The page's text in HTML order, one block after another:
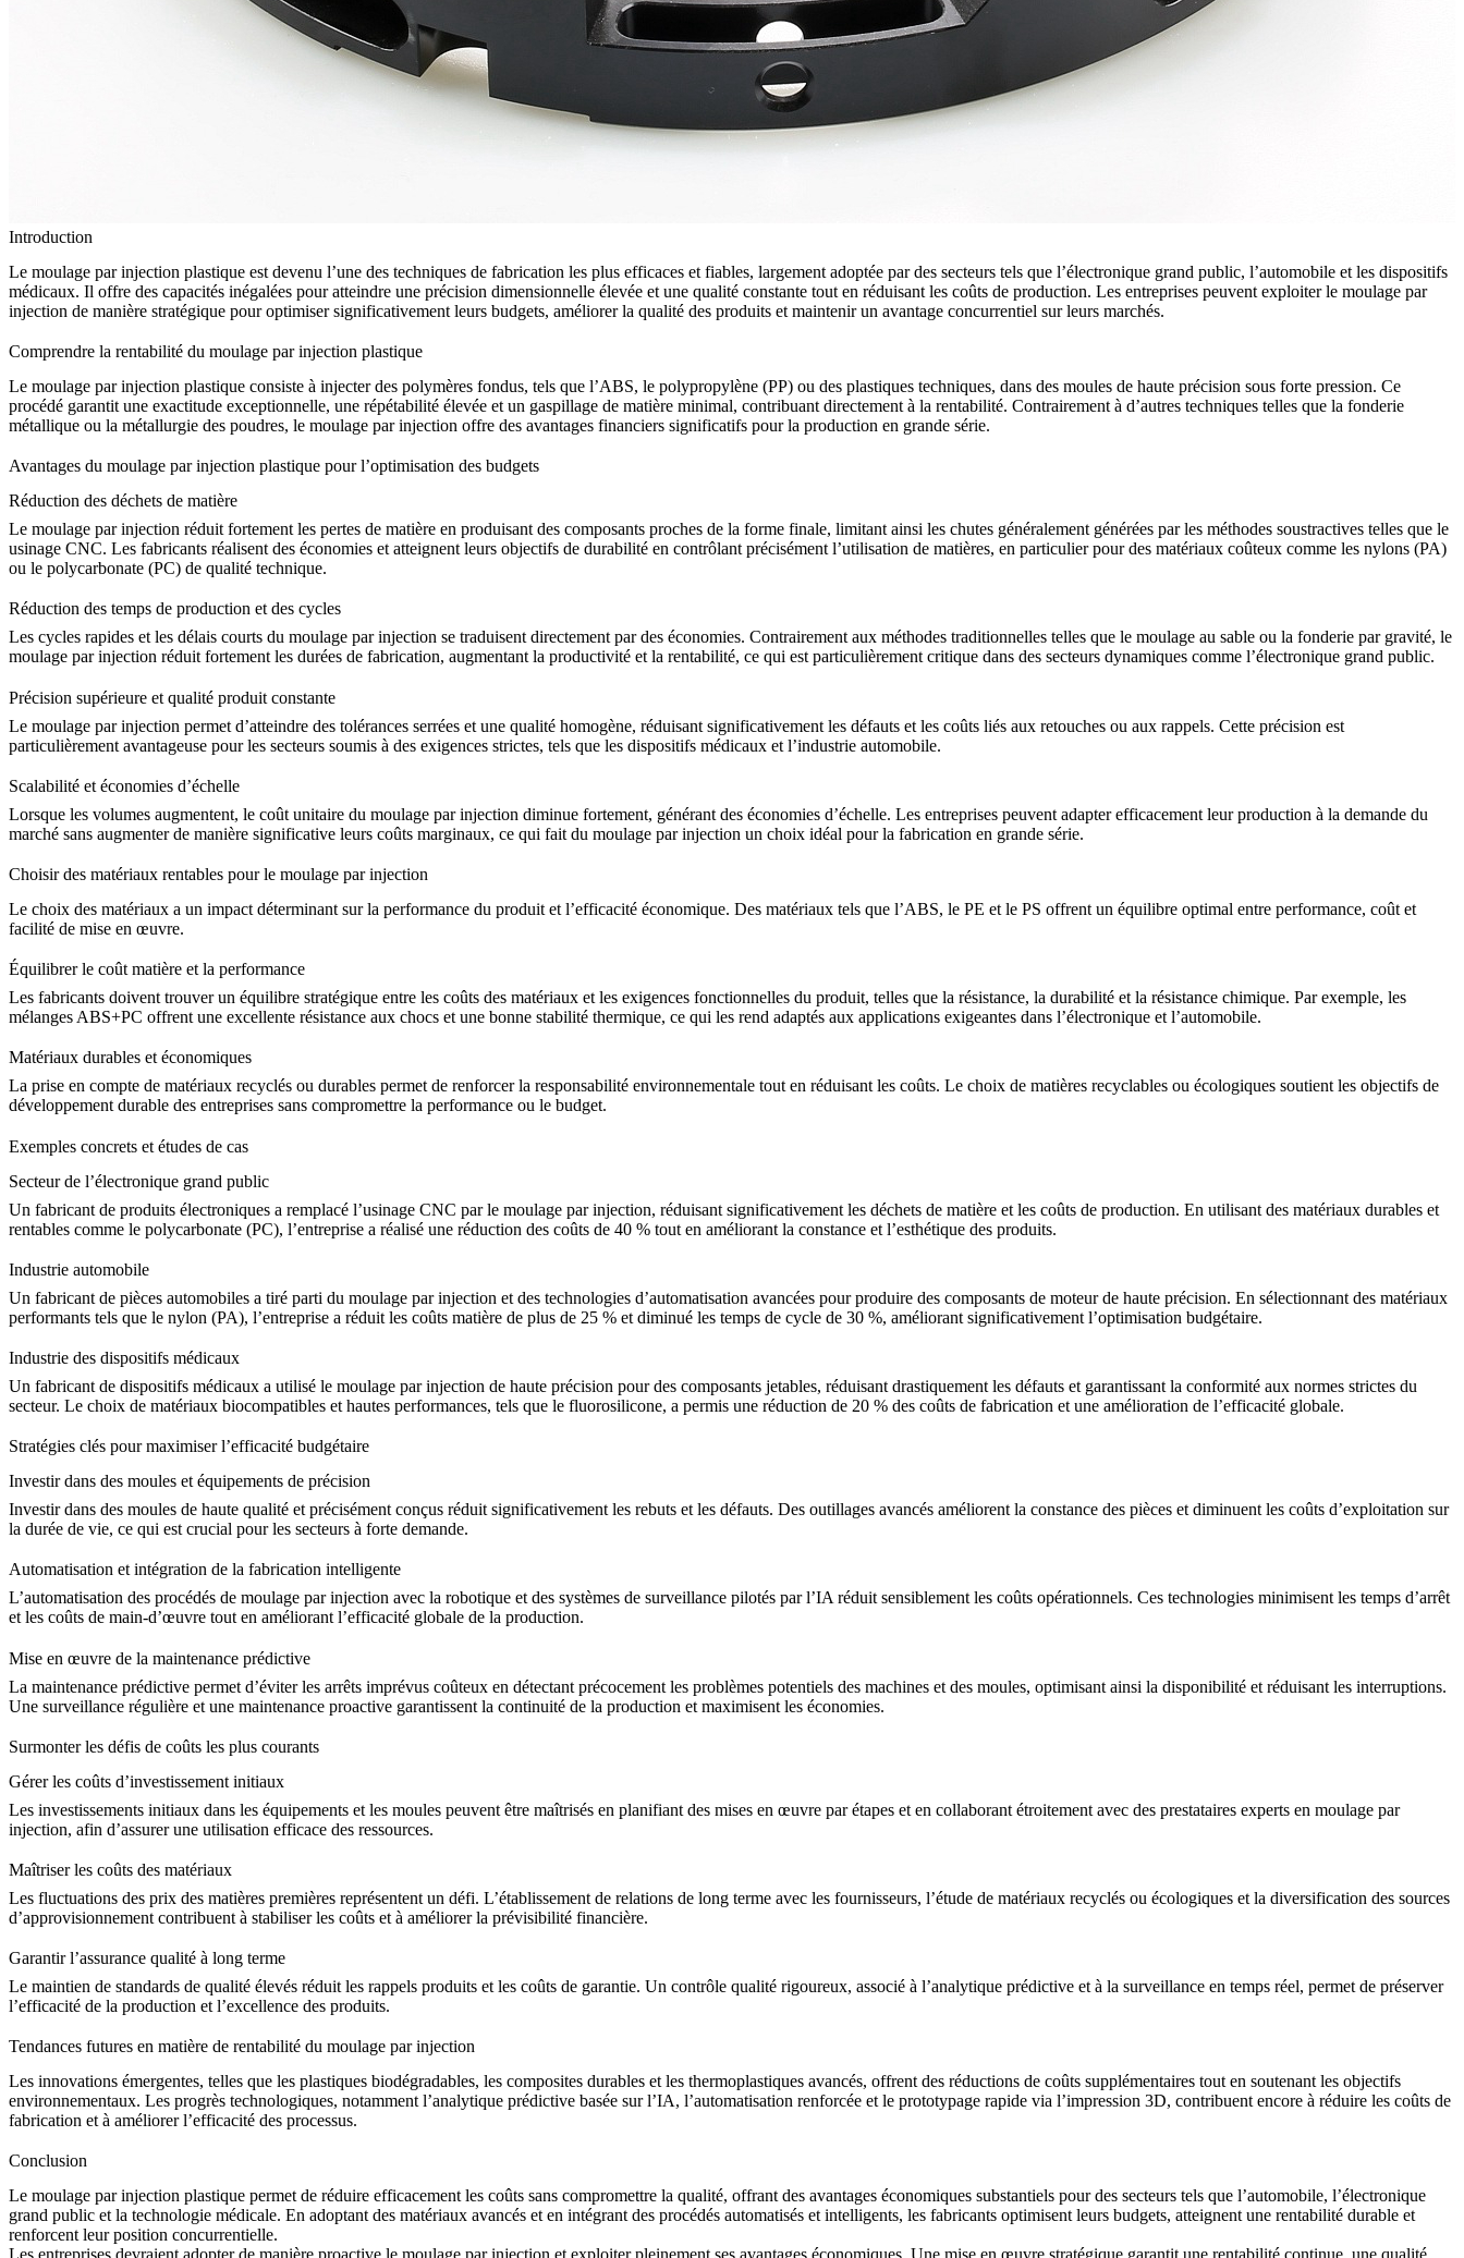
Introduction
Le moulage par injection plastique est devenu l’une des techniques de fabrication les plus efficaces et fiables, largement adoptée par des secteurs tels que l’électronique grand public, l’automobile et les dispositifs
médicaux. Il offre des capacités inégalées pour atteindre une précision dimensionnelle élevée et une qualité constante tout en réduisant les coûts de production. Les entreprises peuvent exploiter le moulage par
injection de manière stratégique pour optimiser significativement leurs budgets, améliorer la qualité des produits et maintenir un avantage concurrentiel sur leurs marchés.
Comprendre la rentabilité du moulage par injection plastique
Le moulage par injection plastique consiste à injecter des polymères fondus, tels que l’ABS, le polypropylène (PP) ou des plastiques techniques, dans des moules de haute précision sous forte pression. Ce
procédé garantit une exactitude exceptionnelle, une répétabilité élevée et un gaspillage de matière minimal, contribuant directement à la rentabilité. Contrairement à d’autres techniques telles que la fonderie
métallique ou la métallurgie des poudres, le moulage par injection offre des avantages financiers significatifs pour la production en grande série.
Avantages du moulage par injection plastique pour l’optimisation des budgets
Réduction des déchets de matière
Le moulage par injection réduit fortement les pertes de matière en produisant des composants proches de la forme finale, limitant ainsi les chutes généralement générées par les méthodes soustractives telles que le
usinage CNC. Les fabricants réalisent des économies et atteignent leurs objectifs de durabilité en contrôlant précisément l’utilisation de matières, en particulier pour des matériaux coûteux comme les nylons (PA)
ou le polycarbonate (PC) de qualité technique.
Réduction des temps de production et des cycles
Les cycles rapides et les délais courts du moulage par injection se traduisent directement par des économies. Contrairement aux méthodes traditionnelles telles que le moulage au sable ou la fonderie par gravité, le
moulage par injection réduit fortement les durées de fabrication, augmentant la productivité et la rentabilité, ce qui est particulièrement critique dans des secteurs dynamiques comme l’électronique grand public.
Précision supérieure et qualité produit constante
Le moulage par injection permet d’atteindre des tolérances serrées et une qualité homogène, réduisant significativement les défauts et les coûts liés aux retouches ou aux rappels. Cette précision est
particulièrement avantageuse pour les secteurs soumis à des exigences strictes, tels que les dispositifs médicaux et l’industrie automobile.
Scalabilité et économies d’échelle
Lorsque les volumes augmentent, le coût unitaire du moulage par injection diminue fortement, générant des économies d’échelle. Les entreprises peuvent adapter efficacement leur production à la demande du
marché sans augmenter de manière significative leurs coûts marginaux, ce qui fait du moulage par injection un choix idéal pour la fabrication en grande série.
Choisir des matériaux rentables pour le moulage par injection
Le choix des matériaux a un impact déterminant sur la performance du produit et l’efficacité économique. Des matériaux tels que l’ABS, le PE et le PS offrent un équilibre optimal entre performance, coût et
facilité de mise en œuvre.
Équilibrer le coût matière et la performance
Les fabricants doivent trouver un équilibre stratégique entre les coûts des matériaux et les exigences fonctionnelles du produit, telles que la résistance, la durabilité et la résistance chimique. Par exemple, les
mélanges ABS+PC offrent une excellente résistance aux chocs et une bonne stabilité thermique, ce qui les rend adaptés aux applications exigeantes dans l’électronique et l’automobile.
Matériaux durables et économiques
La prise en compte de matériaux recyclés ou durables permet de renforcer la responsabilité environnementale tout en réduisant les coûts. Le choix de matières recyclables ou écologiques soutient les objectifs de
développement durable des entreprises sans compromettre la performance ou le budget.
Exemples concrets et études de cas
Secteur de l’électronique grand public
Un fabricant de produits électroniques a remplacé l’usinage CNC par le moulage par injection, réduisant significativement les déchets de matière et les coûts de production. En utilisant des matériaux durables et
rentables comme le polycarbonate (PC), l’entreprise a réalisé une réduction des coûts de 40 % tout en améliorant la constance et l’esthétique des produits.
Industrie automobile
Un fabricant de pièces automobiles a tiré parti du moulage par injection et des technologies d’automatisation avancées pour produire des composants de moteur de haute précision. En sélectionnant des matériaux
performants tels que le nylon (PA), l’entreprise a réduit les coûts matière de plus de 25 % et diminué les temps de cycle de 30 %, améliorant significativement l’optimisation budgétaire.
Industrie des dispositifs médicaux
Un fabricant de dispositifs médicaux a utilisé le moulage par injection de haute précision pour des composants jetables, réduisant drastiquement les défauts et garantissant la conformité aux normes strictes du
secteur. Le choix de matériaux biocompatibles et hautes performances, tels que le fluorosilicone, a permis une réduction de 20 % des coûts de fabrication et une amélioration de l’efficacité globale.
Stratégies clés pour maximiser l’efficacité budgétaire
Investir dans des moules et équipements de précision
Investir dans des moules de haute qualité et précisément conçus réduit significativement les rebuts et les défauts. Des outillages avancés améliorent la constance des pièces et diminuent les coûts d’exploitation sur
la durée de vie, ce qui est crucial pour les secteurs à forte demande.
Automatisation et intégration de la fabrication intelligente
L’automatisation des procédés de moulage par injection avec la robotique et des systèmes de surveillance pilotés par l’IA réduit sensiblement les coûts opérationnels. Ces technologies minimisent les temps d’arrêt
et les coûts de main-d’œuvre tout en améliorant l’efficacité globale de la production.
Mise en œuvre de la maintenance prédictive
La maintenance prédictive permet d’éviter les arrêts imprévus coûteux en détectant précocement les problèmes potentiels des machines et des moules, optimisant ainsi la disponibilité et réduisant les interruptions.
Une surveillance régulière et une maintenance proactive garantissent la continuité de la production et maximisent les économies.
Surmonter les défis de coûts les plus courants
Gérer les coûts d’investissement initiaux
Les investissements initiaux dans les équipements et les moules peuvent être maîtrisés en planifiant des mises en œuvre par étapes et en collaborant étroitement avec des prestataires experts en moulage par
injection, afin d’assurer une utilisation efficace des ressources.
Maîtriser les coûts des matériaux
Les fluctuations des prix des matières premières représentent un défi. L’établissement de relations de long terme avec les fournisseurs, l’étude de matériaux recyclés ou écologiques et la diversification des sources
d’approvisionnement contribuent à stabiliser les coûts et à améliorer la prévisibilité financière.
Garantir l’assurance qualité à long terme
Le maintien de standards de qualité élevés réduit les rappels produits et les coûts de garantie. Un contrôle qualité rigoureux, associé à l’analytique prédictive et à la surveillance en temps réel, permet de préserver
l’efficacité de la production et l’excellence des produits.
Tendances futures en matière de rentabilité du moulage par injection
Les innovations émergentes, telles que les plastiques biodégradables, les composites durables et les thermoplastiques avancés, offrent des réductions de coûts supplémentaires tout en soutenant les objectifs
environnementaux. Les progrès technologiques, notamment l’analytique prédictive basée sur l’IA, l’automatisation renforcée et le prototypage rapide via l’impression 3D, contribuent encore à réduire les coûts de
fabrication et à améliorer l’efficacité des processus.
Conclusion
Le moulage par injection plastique permet de réduire efficacement les coûts sans compromettre la qualité, offrant des avantages économiques substantiels pour des secteurs tels que l’automobile, l’électronique
grand public et la technologie médicale. En adoptant des matériaux avancés et en intégrant des procédés automatisés et intelligents, les fabricants optimisent leurs budgets, atteignent une rentabilité durable et
renforcent leur position concurrentielle.